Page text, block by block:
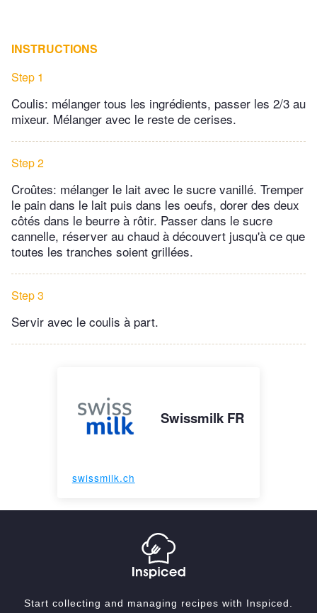
INSTRUCTIONS
Step 1
Coulis: mélanger tous les ingrédients, passer les 2/3 au
mixeur. Mélanger avec le reste de cerises.
Step 2
Croûtes: mélanger le lait avec le sucre vanillé. Tremper
le pain dans le lait puis dans les oeufs, dorer des deux
côtés dans le beurre à rôtir. Passer dans le sucre
cannelle, réserver au chaud à découvert jusqu'à ce que
toutes les tranches soient grillées.
Step 3
Servir avec le coulis à part.
Swissmilk FR
swissmilk.ch
Start collecting and managing recipes with Inspiced.